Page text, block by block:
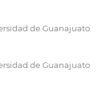
de Guanajuato
de Guanajuato